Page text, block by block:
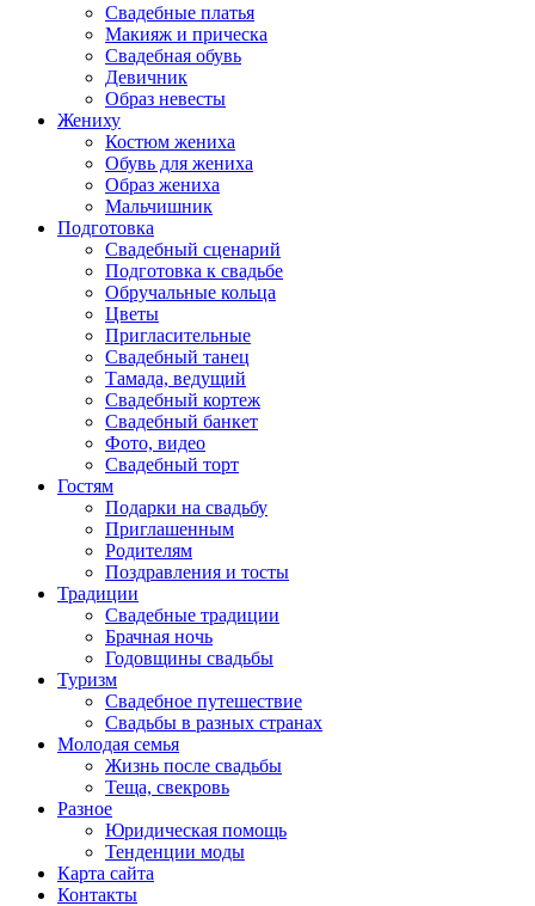
Свадебные платья
Макияж и прическа
Свадебная обувь
Девичник
Образ невесты
Жениху
Костюм жениха
Обувь для жениха
Образ жениха
Мальчишник
Подготовка
Свадебный сценарий
Подготовка к свадьбе
Обручальные кольца
Цветы
Пригласительные
Свадебный танец
Тамада, ведущий
Свадебный кортеж
Свадебный банкет
Фото, видео
Свадебный торт
Гостям
Подарки на свадьбу
Приглашенным
Родителям
Поздравления и тосты
Традиции
Свадебные традиции
Брачная ночь
Годовщины свадьбы
Туризм
Свадебное путешествие
Свадьбы в разных странах
Молодая семья
Жизнь после свадьбы
Теща, свекровь
Разное
Юридическая помощь
Тенденции моды
Карта сайта
Контакты